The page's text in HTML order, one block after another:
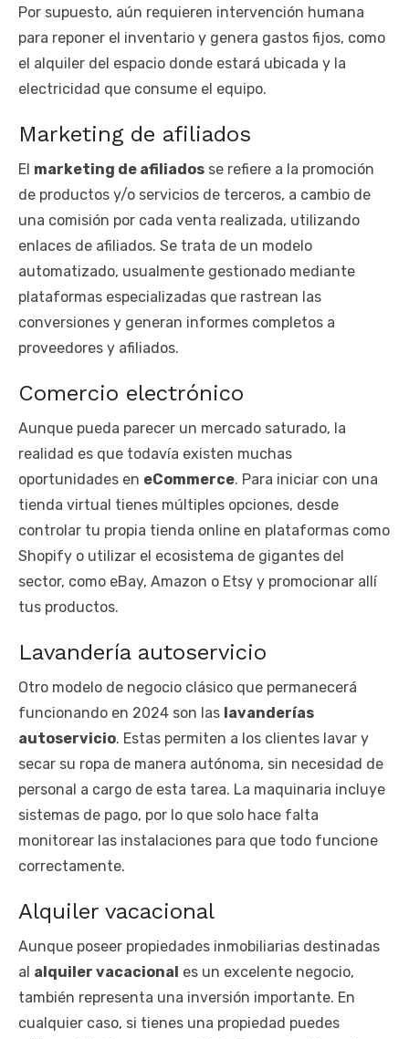
Por supuesto, aún requieren intervención humana
para reponer el inventario y genera gastos fijos, como
el alquiler del espacio donde estará ubicada y la
electricidad que consume el equipo.
Marketing de afiliados
El marketing de afiliados se refiere a la promoción
de productos y/o servicios de terceros, a cambio de
una comisión por cada venta realizada, utilizando
enlaces de afiliados. Se trata de un modelo
automatizado, usualmente gestionado mediante
plataformas especializadas que rastrean las
conversiones y generan informes completos a
proveedores y afiliados.
Comercio electrónico
Aunque pueda parecer un mercado saturado, la
realidad es que todavía existen muchas
oportunidades en eCommerce. Para iniciar con una
tienda virtual tienes múltiples opciones, desde
controlar tu propia tienda online en plataformas como
Shopify o utilizar el ecosistema de gigantes del
sector, como eBay, Amazon o Etsy y promocionar allí
tus productos.
Lavandería autoservicio
Otro modelo de negocio clásico que permanecerá
funcionando en 2024 son las lavanderías
autoservicio. Estas permiten a los clientes lavar y
secar su ropa de manera autónoma, sin necesidad de
personal a cargo de esta tarea. La maquinaria incluye
sistemas de pago, por lo que solo hace falta
monitorear las instalaciones para que todo funcione
correctamente.
Alquiler vacacional
Aunque poseer propiedades inmobiliarias destinadas
al alquiler vacacional es un excelente negocio,
también representa una inversión importante. En
cualquier caso, si tienes una propiedad puedes